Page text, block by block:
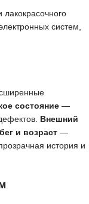
лакокрасочного
систем,
состояние —
Внешний
и возраст —
история и